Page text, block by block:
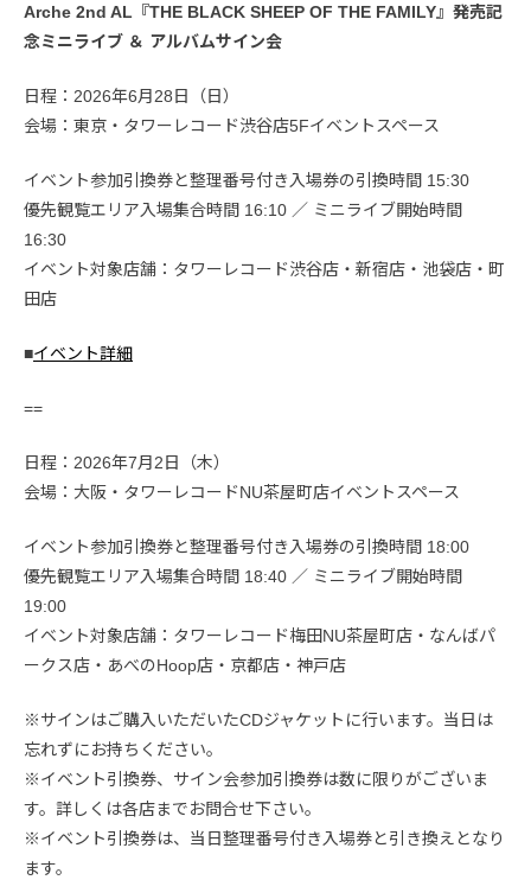
Arche 2nd AL『THE BLACK SHEEP OF THE FAMILY』発売記
念ミニライブ ＆ アルバムサイン会
日程：2026年6月28日（日）
会場：東京・タワーレコード渋谷店5Fイベントスペース
イベント参加引換券と整理番号付き入場券の引換時間 15:30
優先観覧エリア入場集合時間 16:10 ／ ミニライブ開始時間
16:30
イベント対象店舗：タワーレコード渋谷店・新宿店・池袋店・町
田店
■イベント詳細
==
日程：2026年7月2日（木）
会場：大阪・タワーレコードNU茶屋町店イベントスペース
イベント参加引換券と整理番号付き入場券の引換時間 18:00
優先観覧エリア入場集合時間 18:40 ／ ミニライブ開始時間
19:00
イベント対象店舗：タワーレコード梅田NU茶屋町店・なんばパ
ークス店・あべのHoop店・京都店・神戸店
※サインはご購入いただいたCDジャケットに行います。当日は
忘れずにお持ちください。
※イベント引換券、サイン会参加引換券は数に限りがございま
す。詳しくは各店までお問合せ下さい。
※イベント引換券は、当日整理番号付き入場券と引き換えとなり
ます。